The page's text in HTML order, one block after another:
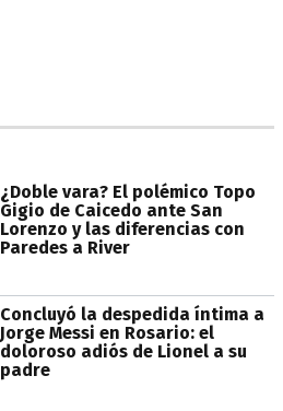
¿Doble vara? El polémico Topo
Gigio de Caicedo ante San
Lorenzo y las diferencias con
Paredes a River
Concluyó la despedida íntima a
Jorge Messi en Rosario: el
doloroso adiós de Lionel a su
padre